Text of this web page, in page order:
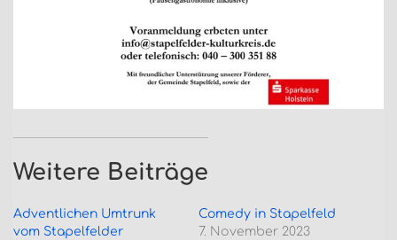
Weitere Beiträge
Adventlichen Umtrunk
vom Stapelfelder
Comedy in Stapelfeld
7. November 2023